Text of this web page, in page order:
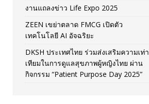
งานแถลงข่าว Life Expo 2025
ZEEN เขย่าตลาด FMCG เปิดตัว
เทคโนโลยี AI อัจฉริยะ
DKSH ประเทศไทย ร่วมส่งเสริมความเท่า
เทียมในการดูแลสุขภาพผู้หญิงไทย ผ่าน
กิจกรรม “Patient Purpose Day 2025”